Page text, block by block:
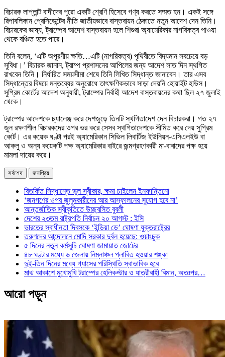
বিচারক লাপ্লান্ট বাদীদের পুরো একটি শ্রেণি হিসেবে গণ্য করতে সম্মত হন। একই সঙ্গে
রিপাবলিকান প্রেসিডেন্টের নীতি জাতীয়ভাবে বাস্তবায়ন ঠেকাতে নতুন আদেশ দেন তিনি।
বিচারকের ভাষ্য, ট্রাম্পের আদেশ বাস্তবায়ন হলে শিশুরা অ্যামেরিকার নাগরিকত্ব পাওয়া
থেকে বঞ্চিত হতে পারে।
তিনি বলেন, ‘এটি অপূরণীয় ক্ষতি…এটি (নাগরিকত্ব) পৃথিবীতে বিদ্যমান সবচেয়ে বড়
সুবিধা।’ বিচারক জানান, ট্রাম্প প্রশাসনের আপিলের জন্য আদেশ সাত দিন স্থগিত
রাখবেন তিনি। নির্ধারিত সময়সীমা শেষে তিনি লিখিত সিদ্ধান্ত জানাবেন। তার এসব
সিদ্ধান্তের বিষয়ে মন্তব্যের অনুরোধে তাৎক্ষণিকভাবে সাড়া দেয়নি হোয়াইট হাউস।
সুপ্রিম কোর্টের আদেশ অনুযায়ী, ট্রাম্পের নির্বাহী আদেশ বাস্তবায়নের কথা ছিল ২৭ জুলাই
থেকে।
ট্রাম্পের আদেশকে চ্যালেঞ্জ করে দেশজুড়ে তিনটি স্থগিতাদেশ দেন বিচারকরা। গত ২৭
জুন রক্ষণশীল বিচারকদের ওপর ভর করে সেসব স্থগিতাদেশকে সীমিত করে দেয় সুপ্রিম
কোর্ট। এর কয়েক ঘণ্টা পরই অ্যামেরিকান সিভিল লিবার্টিজ ইউনিয়ন-এসিএলইউ বা
আকলু ও অন্য কয়েকটি পক্ষ অ্যামেরিকার বাইরে জন্মগ্রহণকারী মা-বাবাদের পক্ষ হয়ে
মামলা দায়ের করে।
সর্বশেষ জনপ্রিয়
বিতর্কিত সিদ্ধান্তে ভুল স্বীকার, ক্ষমা চাইলেন ইনফান্তিনো
‘জনগণের ওপর জুলুমকারীদের আর আস্ফালনের সুযোগ হবে না’
আন্তর্জাতিক স্বীকৃতিতে উচ্ছ্বসিত বুবলী
দেশের ২৩তম রাষ্ট্রপতি নির্বাচন ২০ আগস্ট : ইসি
ভারতের স্বাধীনতা দিবসকে ‘ইন্ডিয়া ডে’ ঘোষণা যুক্তরাষ্ট্রের
তরুণদের আন্দোলনে মোদি সরকার দুর্বল হয়েছে: ওয়াংচুক
৫ দিনের নতুন কর্মসূচি ঘোষণা জামায়াত জোটের
৪৮ ঘণ্টার মধ্যে ৬ জেলায় নিম্নাঞ্চল প্লাবিত হওয়ার শঙ্কা
দুই-তিন দিনের মধ্যে গ্যাসের পরিস্থিতি স্বাভাবিক হবে
মাঝ আকাশে মুখোমুখি ট্রাম্পের হেলিকপ্টার ও যাত্রীবাহী বিমান, অতঃপর…
আরো পড়ুন